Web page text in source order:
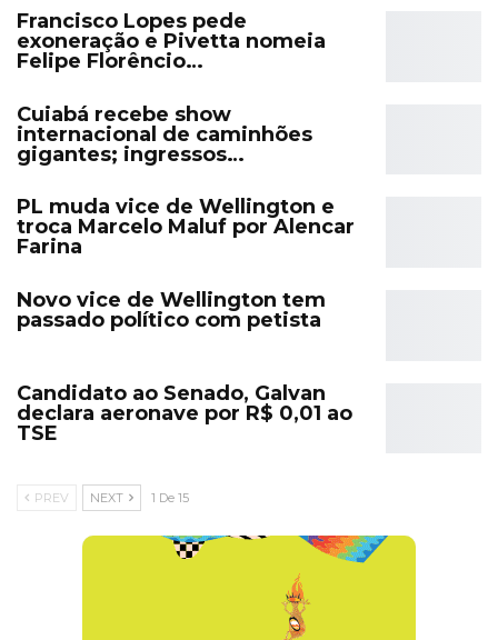
Francisco Lopes pede
exoneração e Pivetta nomeia
Felipe Florêncio…
Cuiabá recebe show
internacional de caminhões
gigantes; ingressos…
PL muda vice de Wellington e
troca Marcelo Maluf por Alencar
Farina
Novo vice de Wellington tem
passado político com petista
Candidato ao Senado, Galvan
declara aeronave por R$ 0,01 ao
TSE
PREV NEXT 1 De 15